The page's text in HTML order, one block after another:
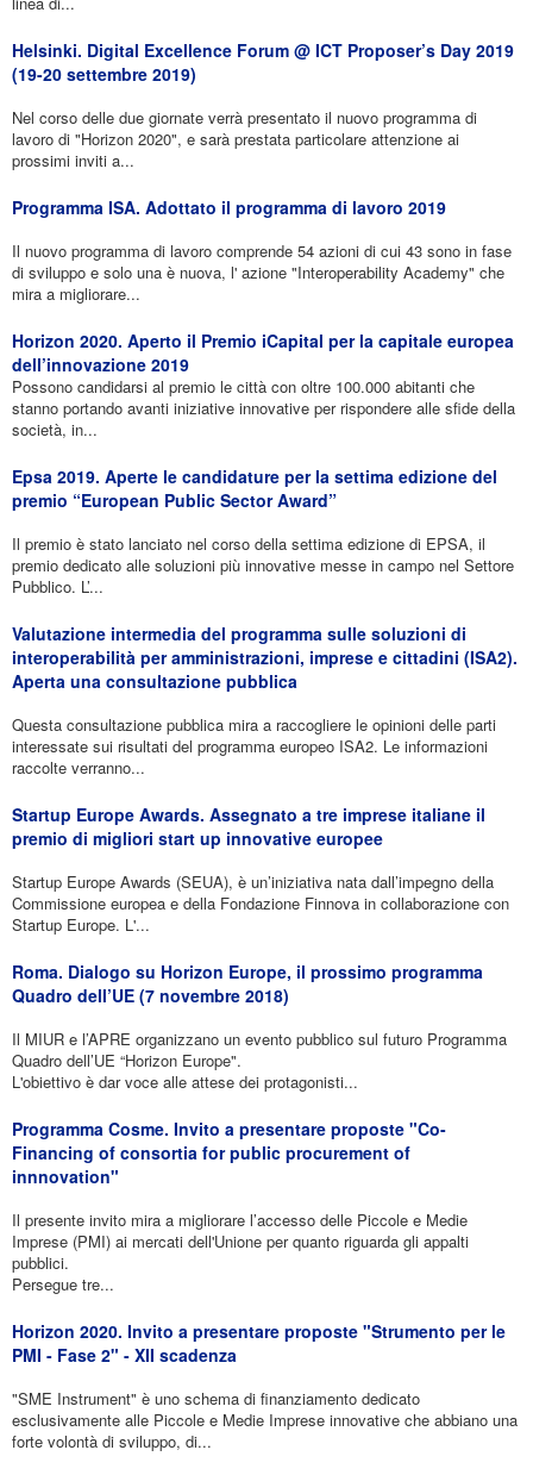
Helsinki. Digital Excellence Forum @ ICT Proposer’s Day 2019
(19-20 settembre 2019)
Nel corso delle due giornate verrà presentato il nuovo programma di
lavoro di "Horizon 2020", e sarà prestata particolare attenzione ai
prossimi inviti a...
Programma ISA. Adottato il programma di lavoro 2019
Il nuovo programma di lavoro comprende 54 azioni di cui 43 sono in fase
di sviluppo e solo una è nuova, l' azione "Interoperability Academy" che
mira a migliorare...
Horizon 2020. Aperto il Premio iCapital per la capitale europea
dell’innovazione 2019
Possono candidarsi al premio le città con oltre 100.000 abitanti che
stanno portando avanti iniziative innovative per rispondere alle sfide della
società, in...
Epsa 2019. Aperte le candidature per la settima edizione del
premio “European Public Sector Award”
Il premio è stato lanciato nel corso della settima edizione di EPSA, il
premio dedicato alle soluzioni più innovative messe in campo nel Settore
Pubblico. L’...
Valutazione intermedia del programma sulle soluzioni di
interoperabilità per amministrazioni, imprese e cittadini (ISA2).
Aperta una consultazione pubblica
Questa consultazione pubblica mira a raccogliere le opinioni delle parti
interessate sui risultati del programma europeo ISA2. Le informazioni
raccolte verranno...
Startup Europe Awards. Assegnato a tre imprese italiane il
premio di migliori start up innovative europee
Startup Europe Awards (SEUA), è un’iniziativa nata dall’impegno della
Commissione europea e della Fondazione Finnova in collaborazione con
Startup Europe. L'...
Roma. Dialogo su Horizon Europe, il prossimo programma
Quadro dell’UE (7 novembre 2018)
Il MIUR e l’APRE organizzano un evento pubblico sul futuro Programma
Quadro dell’UE “Horizon Europe".
L'obiettivo è dar voce alle attese dei protagonisti...
Programma Cosme. Invito a presentare proposte "Co-
Financing of consortia for public procurement of
innnovation"
Il presente invito mira a migliorare l’accesso delle Piccole e Medie
Imprese (PMI) ai mercati dell'Unione per quanto riguarda gli appalti
pubblici.
Persegue tre...
Horizon 2020. Invito a presentare proposte "Strumento per le
PMI - Fase 2" - XII scadenza
"SME Instrument" è uno schema di finanziamento dedicato
esclusivamente alle Piccole e Medie Imprese innovative che abbiano una
forte volontà di sviluppo, di...